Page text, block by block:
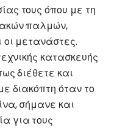
τους όπου με τη
παλμών,
οι μετανάστες.
κατασκευής
διέθετε και
διακόπτη όταν το
σήμανε και
για τους